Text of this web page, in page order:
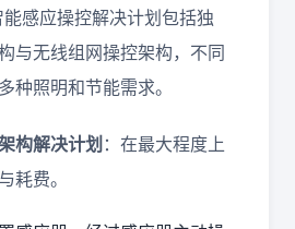
感应操控解决计划包括独
与无线组网操控架构，不同
种照明和节能需求。
构解决计划 ：在最大程度上
耗费。